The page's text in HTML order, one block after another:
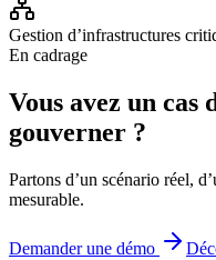
Gestion d’infrastructures
En cadrage
Vous avez un cas
gouverner ?
Partons d’un scénario réel,
mesurable.
Demander une démo